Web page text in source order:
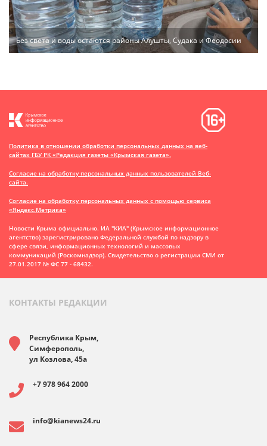
Без света и воды остаются районы Алушты, Судака и Феодосии
Политика в отношении обработки персональных данных на веб-
сайтах ГБУ РК «Редакция газеты «Крымская газета».
Согласие на обработку персональных данных пользователей Веб-
сайта.
Согласие на обработку персональных данных с помощью сервиса
«Яндекс.Метрика»
Новости Крыма официально. ИА "КИА" (Крымское информационное
агентство) зарегистрировано Федеральной службой по надзору в
сфере связи, информационных технологий и массовых
коммуникаций (Роскомнадзор). Свидетельство о регистрации СМИ от
27.01.2017 № ФС 77 - 68432.
КОНТАКТЫ РЕДАКЦИИ
Республика Крым,
Симферополь,
ул Козлова, 45а
+7 978 964 2000
info@kianews24.ru